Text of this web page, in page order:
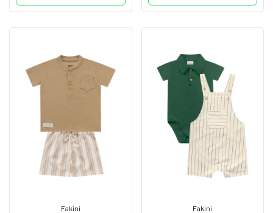
Fakini Fakini